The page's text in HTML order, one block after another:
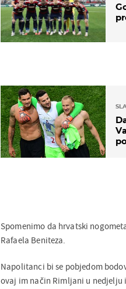
Spomenimo da hrvatski
Rafaela Beniteza.
Napolitanci bi se pobjedom
ovaj im način Rimljani u